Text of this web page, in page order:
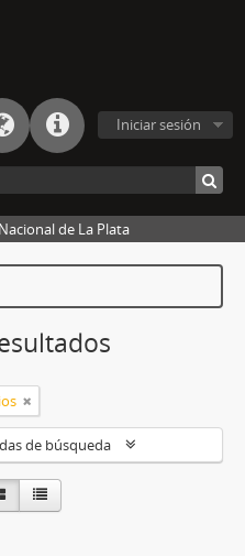
Iniciar sesión
de La Plata
de búsqueda